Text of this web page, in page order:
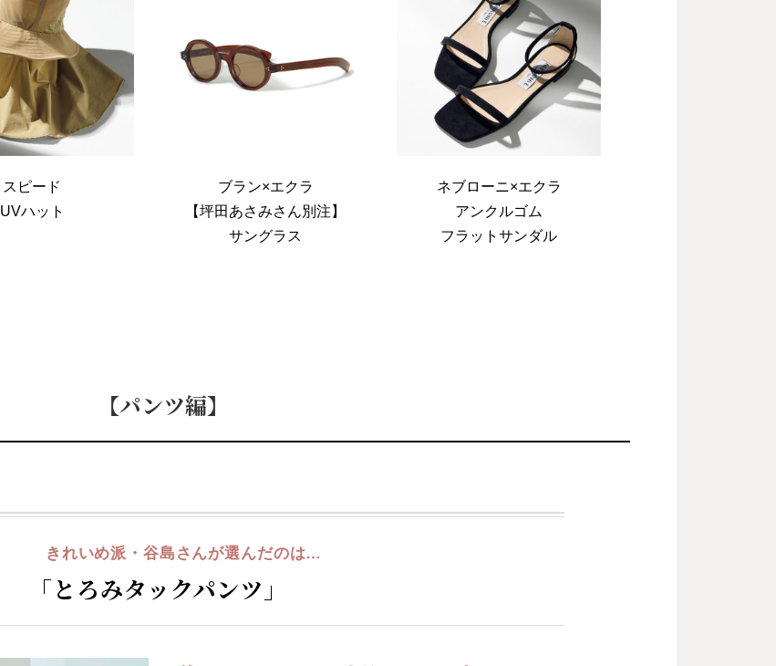
スピード
UVハット
ブラン×エクラ
【坪田あさみさん別注】
サングラス
ネブローニ×エクラ
アンクルゴム
フラットサンダル
【パンツ編】
きれいめ派・谷島さんが選んだのは…
「とろみタックパンツ」